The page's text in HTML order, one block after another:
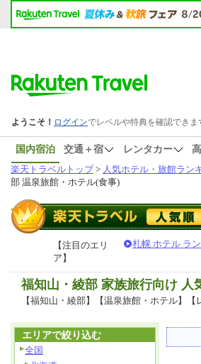
国内宿泊 交通＋宿 レンタカー
楽天トラベルトップ> 人気ホテル・旅館ラン
部 温泉旅館・ホテル(食事)
【注目のエリ
ア】
札幌 ホテル ラ
福知山・綾部 家族旅行向け 人
【福知山・綾部】【温泉旅館・ホテル】
エリアで絞り込む
全国